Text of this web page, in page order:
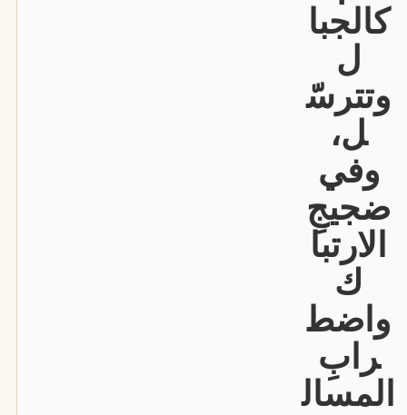
كالجبا
ل
وتترسّ
ل،
وفي
ضجيجِ
الارتبا
ك
واضط
رابِ
المسال